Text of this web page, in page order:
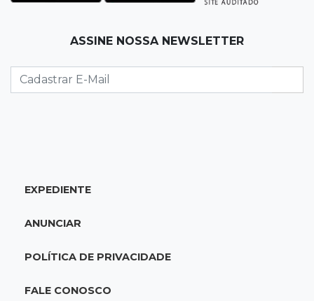
"Bota Fora" da Sofá Inbox reúne quatro
Torneio de futsal abre 34ª edição com quatro
imaginação de Scalise
ASSINE NOSSA NEWSLETTER
EXPEDIENTE
ANUNCIAR
POLÍTICA DE PRIVACIDADE
FALE CONOSCO